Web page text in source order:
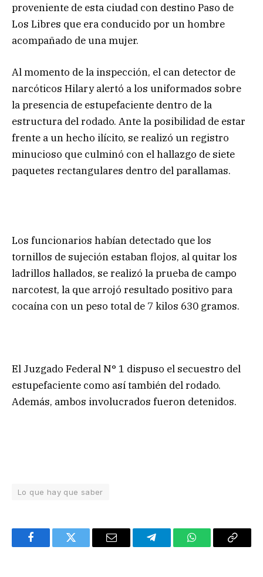
proveniente de esta ciudad con destino Paso de
Los Libres que era conducido por un hombre
acompañado de una mujer.
Al momento de la inspección, el can detector de
narcóticos Hilary alertó a los uniformados sobre
la presencia de estupefaciente dentro de la
estructura del rodado. Ante la posibilidad de estar
frente a un hecho ilícito, se realizó un registro
minucioso que culminó con el hallazgo de siete
paquetes rectangulares dentro del parallamas.
Los funcionarios habían detectado que los
tornillos de sujeción estaban flojos, al quitar los
ladrillos hallados, se realizó la prueba de campo
narcotest, la que arrojó resultado positivo para
cocaína con un peso total de 7 kilos 630 gramos.
El Juzgado Federal N° 1 dispuso el secuestro del
estupefaciente como así también del rodado.
Además, ambos involucrados fueron detenidos.
Lo que hay que saber
FacebookTwitter Email TelegramWhatsAppCopy